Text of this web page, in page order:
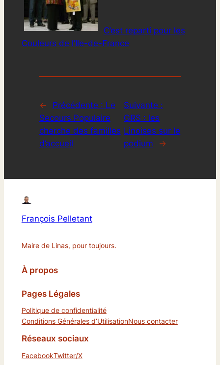
C’est reparti pour les
Couleurs de l’Ile-de-France
← Précédente : Le
Secours Populaire
cherche des familles
d’accueil
Suivante :
GRS : les
Linoises sur le
podium
→
François Pelletant
Maire de Linas, pour toujours.
À propos
Pages Légales
Politique de confidentialité
Conditions Générales d’UtilisationNous contacter
Réseaux sociaux
FacebookTwitter/X